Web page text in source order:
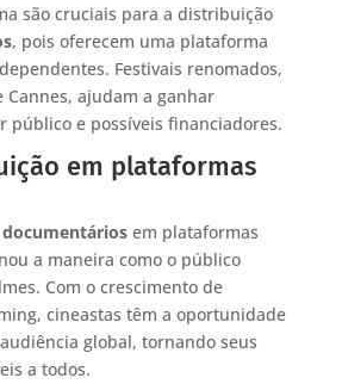
são cruciais para a distribuição
, pois oferecem uma plataforma
Festivais renomados,
Cannes, ajudam a ganhar
público e possíveis financiadores.
em plataformas
documentáriosem plataformas
a maneira como o público
Com o crescimento de
cineastas têm a oportunidade
global, tornando seus
a todos.